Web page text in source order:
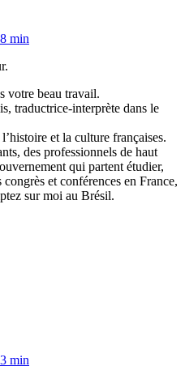
min
votre beau travail.
traductrice-interprète dans le
et la culture françaises.
des professionnels de haut
qui partent étudier,
et conférences en France,
sur moi au Brésil.
min